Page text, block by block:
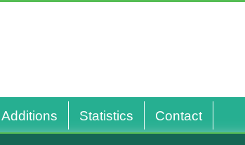
Statistics Contact